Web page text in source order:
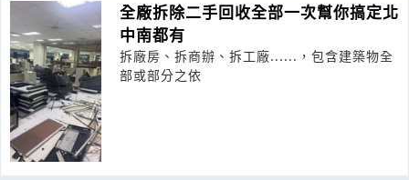
全廠拆除二手回收全部一次幫你搞定北
中南都有
拆廠房、拆商辦、拆工廠......，包含建築物全
部或部分之依